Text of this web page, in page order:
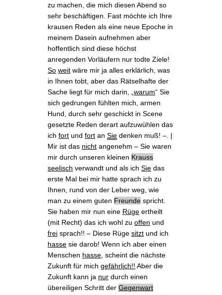
zu machen, die mich diesen Abend so
sehr beschäftigen. Fast möchte ich Ihre
krausen Reden als eine neue Epoche in
meinem Dasein aufnehmen aber
hoffentlich sind diese höchst
anregenden Vorläufern nur todte Ziele!
So weit wäre mir ja alles erklärlich, was
in Ihnen tobt, aber das Rätselhafte der
Sache liegt für mich darin, „warum“ Sie
sich gedrungen fühlten mich, armen
Hund, durch sehr geschickt in Scene
gesetzte Reden derart aufzuwühlendas
ichfort undfort anSie denken muß! ‒. |
Mir ist das nicht angenehm ‒ Sie waren
mir durchunseren kleinen Krauss
seelisch verwandt und als ichSie das
erste Mal bei mir hatte sprach ich zu
Ihnen, rund von der Leber weg, wie
man zu einem guten Freunde spricht.
Sie haben mir nun eine Rüge ertheilt
(mit Recht)das ich wohl zuoffen und
frei sprach!! ‒ Diese Rügesitzt und ich
hasse sie darob! Wenn ich aber einen
Menschen hasse , scheint die nächste
Zukunft für michgefährlich!! Aber die
Zukunft kann ja nur durch einen
übereiligen Schritt derGegenwart